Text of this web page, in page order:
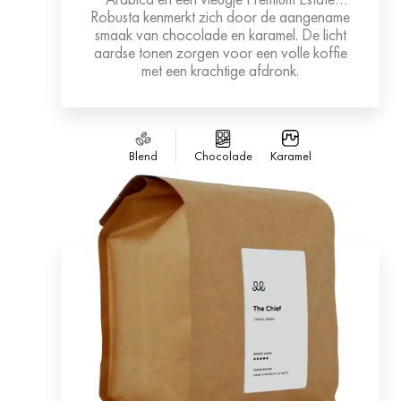
Robusta kenmerkt zich door de aangename
smaak van chocolade en karamel. De licht
aardse tonen zorgen voor een volle koffie
met een krachtige afdronk.
Blend Chocolade Karamel